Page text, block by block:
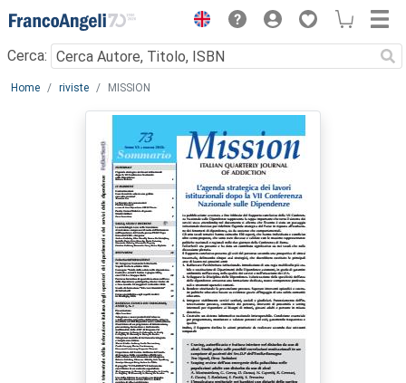
Menu
Cerca:
Main content
Home riviste MISSION